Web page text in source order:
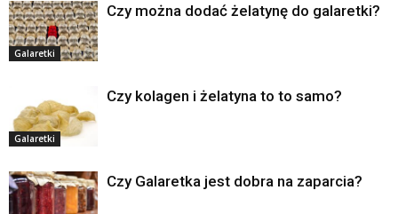
Galaretki
Czy można dodać żelatynę do galaretki?
Galaretki
Czy kolagen i żelatyna to to samo?
Czy Galaretka jest dobra na zaparcia?